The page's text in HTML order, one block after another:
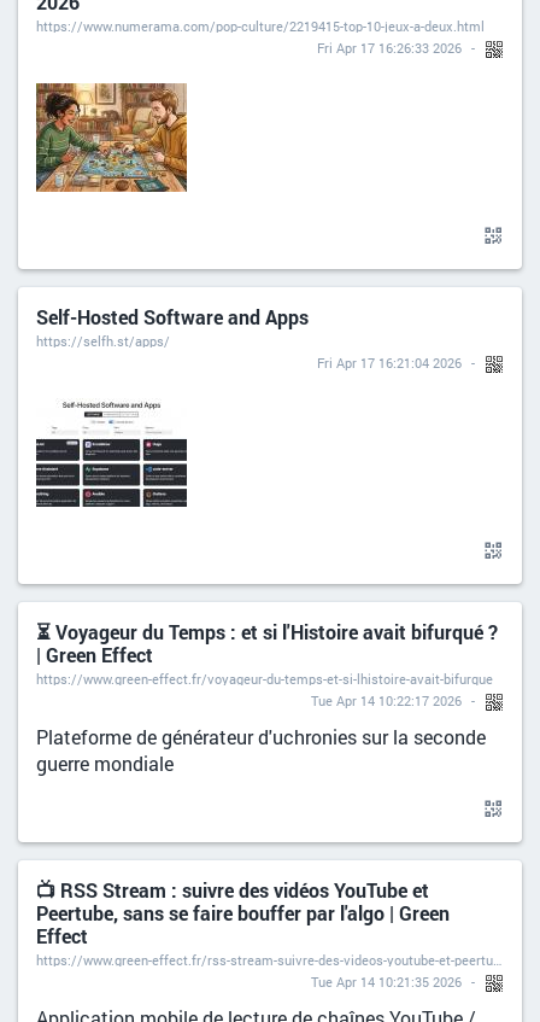
https://www.numerama.com/pop-culture/2219415-top-10-jeux-a-deux.html
Fri Apr 17 16:26:33 2026
Self-Hosted Software and Apps
https://selfh.st/apps/
Fri Apr 17 16:21:04 2026
⏳ Voyageur du Temps : et si l'Histoire avait bifurqué ?
| Green Effect
https://www.green-effect.fr/voyageur-du-temps-et-si-lhistoire-avait-bifurque
Tue Apr 14 10:22:17 2026
Plateforme de générateur d'uchronies sur la seconde
guerre mondiale
📺 RSS Stream : suivre des vidéos YouTube et
Peertube, sans se faire bouffer par l'algo | Green
Effect
Tue Apr 14 10:21:35 2026